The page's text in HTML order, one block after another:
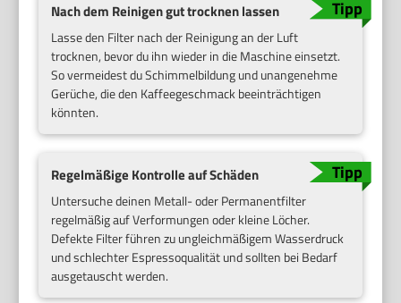
Nach dem Reinigen gut trocknen lassen
Lasse den Filter nach der Reinigung an der Luft
trocknen, bevor du ihn wieder in die Maschine einsetzt.
So vermeidest du Schimmelbildung und unangenehme
Gerüche, die den Kaffeegeschmack beeinträchtigen
könnten.
Regelmäßige Kontrolle auf Schäden
Untersuche deinen Metall- oder Permanentfilter
regelmäßig auf Verformungen oder kleine Löcher.
Defekte Filter führen zu ungleichmäßigem Wasserdruck
und schlechter Espressoqualität und sollten bei Bedarf
ausgetauscht werden.